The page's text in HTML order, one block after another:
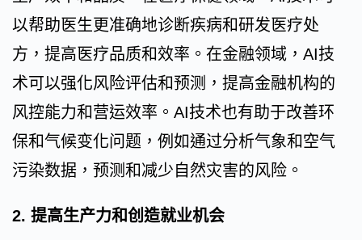
以帮助医生更准确地诊断疾病和研发医疗处
方，提高医疗品质和效率。在金融领域，AI技
术可以强化风险评估和预测，提高金融机构的
风控能力和营运效率。AI技术也有助于改善环
保和气候变化问题，例如通过分析气象和空气
污染数据，预测和减少自然灾害的风险。
2. 提高生产力和创造就业机会